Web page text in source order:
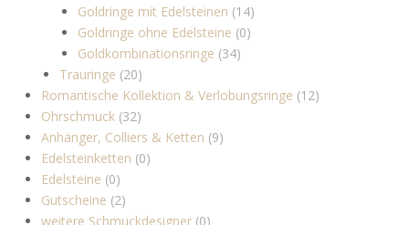
Goldringe mit Edelsteinen (14)
Goldringe ohne Edelsteine (0)
Goldkombinationsringe (34)
Trauringe (20)
Romantische Kollektion & Verlobungsringe (12)
Ohrschmuck (32)
Anhänger, Colliers & Ketten (9)
Edelsteinketten (0)
Edelsteine (0)
Gutscheine (2)
weitere Schmuckdesigner (0)